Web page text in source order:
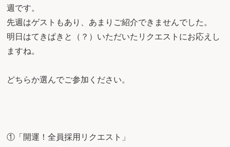
週です。
先週はゲストもあり、あまりご紹介できませんでした。
明日はてきぱきと（？）いただいたリクエストにお応えし
ますね。
どちらか選んでご参加ください。
①「開運！全員採用リクエスト」